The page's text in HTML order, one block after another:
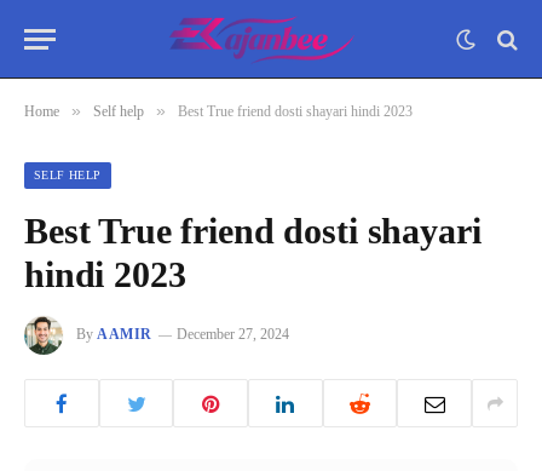
Home » Self help » Best True friend dosti shayari hindi 2023
SELF HELP
Best True friend dosti shayari
hindi 2023
By AAMIR December 27, 2024